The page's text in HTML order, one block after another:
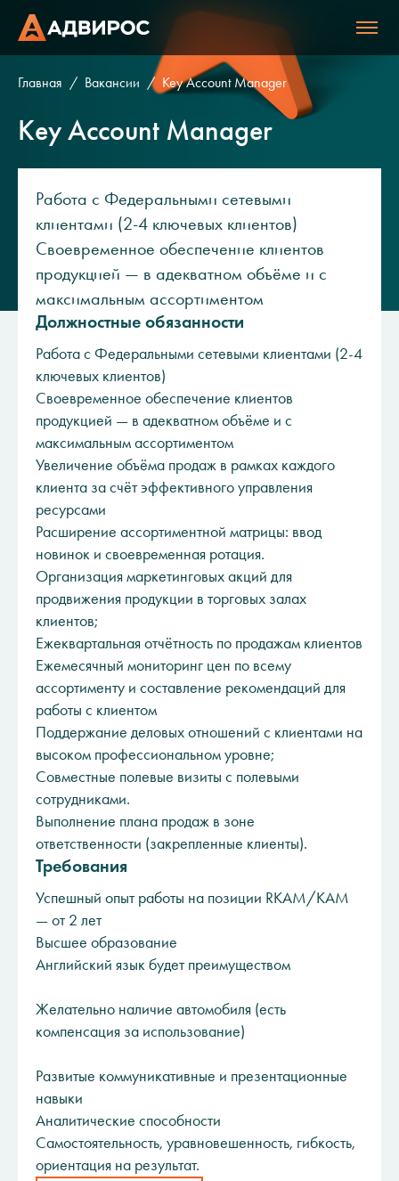
Главная Вакансии Key Account Manager
Key Account Manager
Работа с Федеральными сетевыми
клиентами (2-4 ключевых клиентов)
Своевременное обеспечение клиентов
продукцией — в адекватном объёме и с
максимальным ассортиментом
Должностные обязанности
Работа с Федеральными сетевыми клиентами (2-4
ключевых клиентов)
Своевременное обеспечение клиентов
продукцией — в адекватном объёме и с
максимальным ассортиментом
Увеличение объёма продаж в рамках каждого
клиента за счёт эффективного управления
ресурсами
Расширение ассортиментной матрицы: ввод
новинок и своевременная ротация.
Организация маркетинговых акций для
продвижения продукции в торговых залах
клиентов;
Ежеквартальная отчётность по продажам клиентов
Ежемесячный мониторинг цен по всему
ассортименту и составление рекомендаций для
работы с клиентом
Поддержание деловых отношений с клиентами на
высоком профессиональном уровне;
Совместные полевые визиты с полевыми
сотрудниками.
Выполнение плана продаж в зоне
ответственности (закрепленные клиенты).
Требования
Успешный опыт работы на позиции RKAM/КАМ
— от 2 лет
Высшее образование
Английский язык будет преимуществом
Желательно наличие автомобиля (есть
компенсация за использование)
Развитые коммуникативные и презентационные
навыки
Аналитические способности
Самостоятельность, уравновешенность, гибкость,
ориентация на результат.